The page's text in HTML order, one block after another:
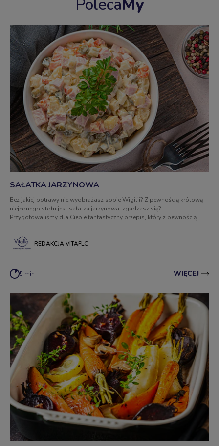
PolecaMy
SAŁATKA JARZYNOWA
Bez jakiej potrawy nie wyobrażasz sobie Wigilii? Z pewnością królową
niejednego stołu jest sałatka jarzynowa, zgadzasz się?
Przygotowaliśmy dla Ciebie fantastyczny przepis, który z pewnością
REDAKCJA VITAFLO
5 min WIĘCEJ